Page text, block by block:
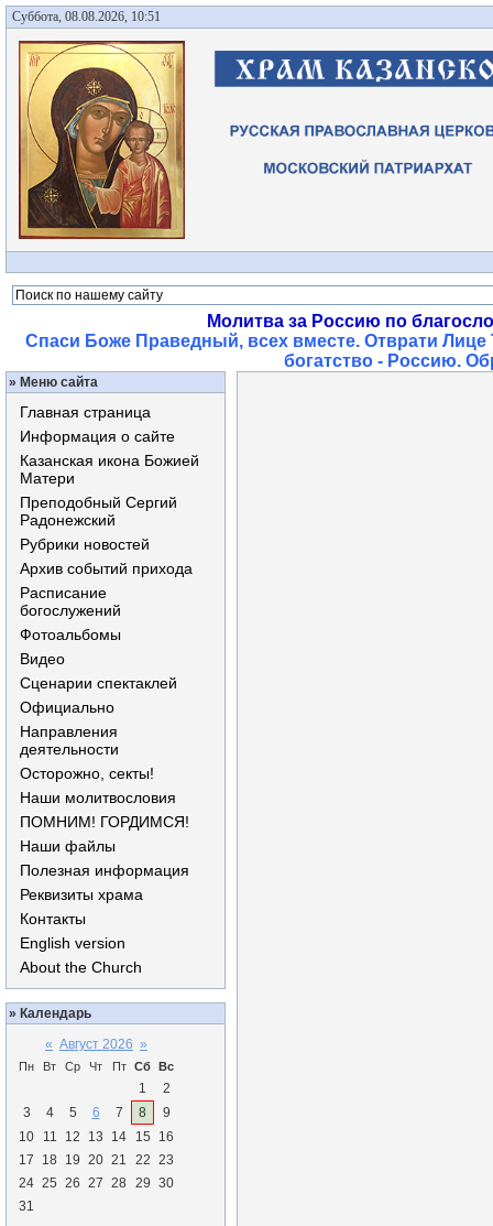
Суббота, 08.08.2026, 10:51
Молитва за Россию по
Спаси Боже Праведный, всех вместе. Отврати
богатство - Россию.
» Меню сайта
Главная страница
Информация о сайте
Казанская икона Божией
Матери
Преподобный Сергий
Радонежский
Рубрики новостей
Архив событий прихода
Расписание
богослужений
Фотоальбомы
Видео
Сценарии спектаклей
Официально
Направления
деятельности
Осторожно, секты!
Наши молитвословия
ПОМНИМ! ГОРДИМСЯ!
Наши файлы
Полезная информация
Реквизиты храма
Контакты
English version
About the Church
» Календарь
« Август 2026 »
Пн Вт Ср Чт Пт Сб Вс
1
2
3
4 5 6 7 8
9
10
11 12 13 14 15
16
17
18 19 20 21 22 23
24 25 26 27 28 29 30
31